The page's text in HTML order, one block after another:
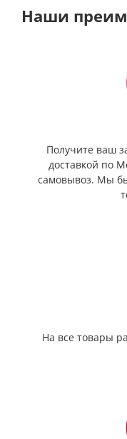
Наши
Получите ваш
доставкой по
самовывоз. Мы
На все товары